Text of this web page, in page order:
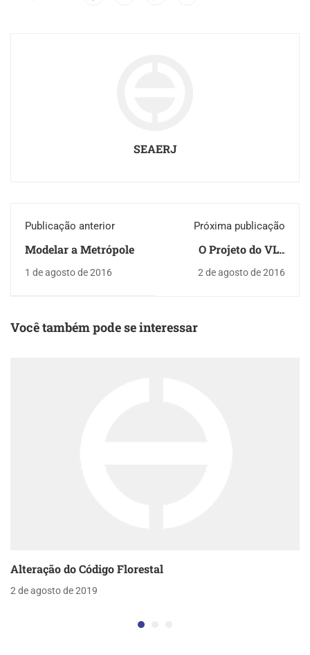
SEAERJ
Publicação anterior
Modelar a Metrópole
1 de agosto de 2016
Próxima publicação
O Projeto do VLT
de Alimentação pelo
2 de agosto de 2016
Você também pode se interessar
Alteração do Código Florestal
2 de agosto de 2019